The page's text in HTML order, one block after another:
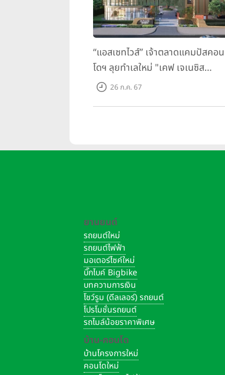
“แอสเซทไวส์” เจ้าตลาดแคมปัสคอน
โดฯ ลุยทำเลใหม่ "เคฟ เจเนซิส
นครปฐม" จับมือพาร์ทเนอร์ "อินฟินิท
26 ก.ค. 67
ยานยนต์
รถยนต์ใหม่
รถยนต์ไฟฟ้า
มอเตอร์ไซค์ใหม่
บิ๊กไบค์ Bigbike
บทความการเงิน
โชว์รูม (ดีลเลอร์) รถยนต์
โปรโมชั่นรถยนต์
รถไมล์น้อยราคาพิเศษ
บ้าน-คอนโด
บ้านโครงการใหม่
คอนโดใหม่